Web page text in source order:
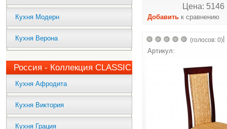
Кухня Модерн
Кухня Верона
Россия - Коллекция CLASSIC
Кухня Афродита
Кухня Виктория
Кухня Грация
Цена: 5146
Добавить к сравнению
(голосов: 0)
Артикул: